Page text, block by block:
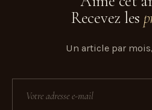
Recevez les
Un article par